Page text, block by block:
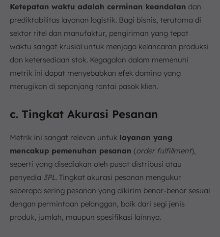
Ketepatan waktu adalah cerminan keandalan dan
prediktabilitas layanan logistik. Bagi bisnis, terutama di
sektor ritel dan manufaktur, pengiriman yang tepat
waktu sangat krusial untuk menjaga kelancaran produksi
dan ketersediaan stok. Kegagalan dalam memenuhi
metrik ini dapat menyebabkan efek domino yang
merugikan di sepanjang rantai pasok klien.
c. Tingkat Akurasi Pesanan
Metrik ini sangat relevan untuk layanan yang
mencakup pemenuhan pesanan (order fulfillment),
seperti yang disediakan oleh pusat distribusi atau
penyedia 3PL. Tingkat akurasi pesanan mengukur
seberapa sering pesanan yang dikirim benar-benar sesuai
dengan permintaan pelanggan, baik dari segi jenis
produk, jumlah, maupun spesifikasi lainnya.